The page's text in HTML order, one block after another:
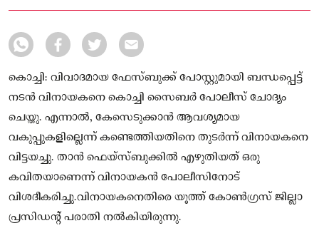
ഗ്രസ് നേതാവ് പ്രതികരിച്ചത്.
കൊച്ചി: വിവാദമായ ഫേസ്ബുക്ക് പോസ്റ്റുമായി ബന്ധപ്പെട്ട്
നടൻ വിനായകനെ കൊച്ചി സൈബർ പോലീസ് ചോദ്യം
ചെയ്തു. എന്നാൽ, കേസെടുക്കാൻ ആവശ്യമായ
വകുപ്പുകളില്ലെന്ന് കണ്ടെത്തിയതിനെ തുടർന്ന് വിനായകനെ
വിട്ടയച്ചു. താൻ ഫെയ്‌സ്ബുക്കിൽ എഴുതിയത് ഒരു
കവിതയാണെന്ന് വിനായകൻ പോലീസിനോട്
വിശദീകരിച്ചു.വിനായകനെതിരെ യൂത്ത് കോൺഗ്രസ് ജില്ലാ
പ്രസിഡൻ്റ് പരാതി നൽകിയിരുന്നു.